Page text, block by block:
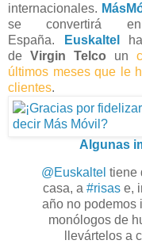
internacionales.
se convertirá
España.
Euskaltel
de Virgin Telco un
últimos meses que le
clientes.
Algunas
@Euskaltel tiene
casa, a #risase,
año no podemos
monólogos de
llevártelos a